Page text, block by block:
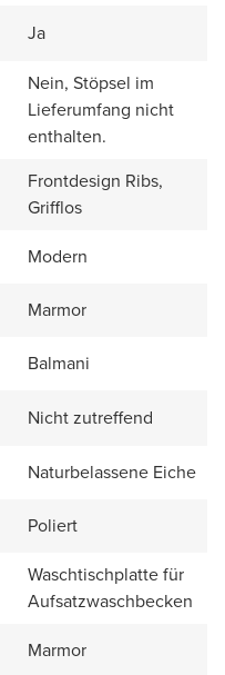
Ja
Nein, Stöpsel im
Lieferumfang nicht
enthalten.
Frontdesign Ribs,
Grifflos
Modern
Marmor
Balmani
Nicht zutreffend
Naturbelassene Eiche
Poliert
Waschtischplatte für
Aufsatzwaschbecken
Marmor